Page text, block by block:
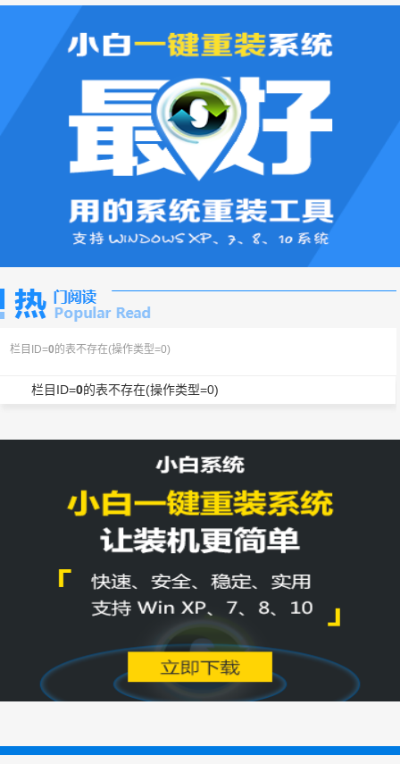
栏目ID=0的表不存在(操作类型=0)
栏目ID=0的表不存在(操作类型=0)